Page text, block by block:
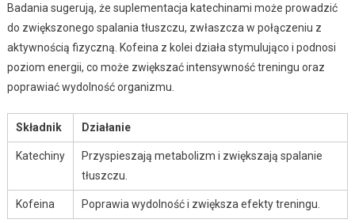
Badania sugerują, że suplementacja katechinami może prowadzić
do zwiększonego spalania tłuszczu, zwłaszcza w połączeniu z
aktywnością fizyczną. Kofeina z kolei działa stymulująco i podnosi
poziom energii, co może zwiększać intensywność treningu oraz
poprawiać wydolność organizmu.
Składnik Działanie
Katechiny
Przyspieszają metabolizm i zwiększają spalanie
tłuszczu.
Kofeina Poprawia wydolność i zwiększa efekty treningu.